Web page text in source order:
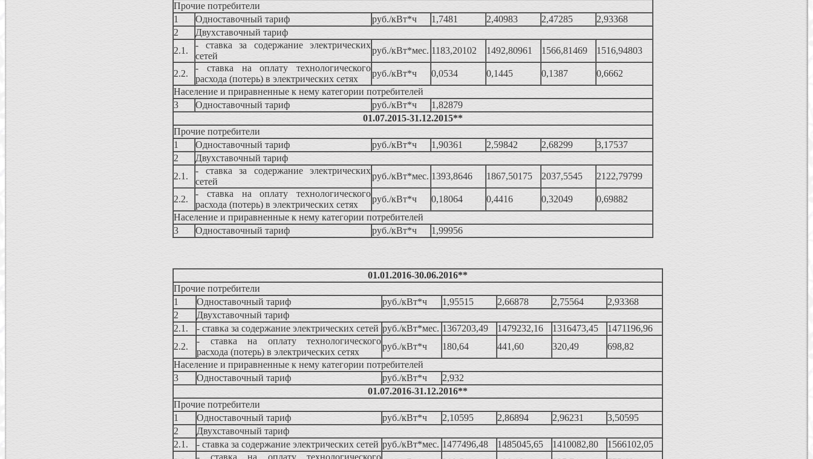
Прочие потребители
1
Одноставочный тариф руб./кВт*ч 1,7481 2,40983 2,47285
2,93368
2
Двухставочный тариф
2.1.
- ставка за содержание электрических
сетей
руб./кВт*мес. 1183,20102 1492,80961 1566,81469 1516,94803
2.2.
- ставка на оплату технологического
расхода (потерь) в электрических сетях
руб./кВт*ч 0,0534 0,1445 0,1387
0,6662
Население и приравненные к нему категории потребителей
3
Одноставочный тариф руб./кВт*ч
1,82879
01.07.2015-31.12.2015**
Прочие потребители
1
Одноставочный тариф руб./кВт*ч 1,90361 2,59842 2,68299
3,17537
2
Двухставочный тариф
2.1.
- ставка за содержание электрических
сетей
руб./кВт*мес. 1393,8646 1867,50175 2037,5545 2122,79799
2.2.
- ставка на оплату технологического
расхода (потерь) в электрических сетях
руб./кВт*ч 0,18064 0,4416 0,32049
0,69882
Население и приравненные к нему категории потребителей
3
Одноставочный тариф руб./кВт*ч 1,99956
01.01.2016-30.06.2016**
Прочие потребители
1
Одноставочный тариф руб./кВт*ч 1,95515 2,66878 2,75564
2,93368
2
Двухставочный тариф
2.1.
- ставка за содержание электрических сетей руб./кВт*мес. 1367203,49 1479232,16 1316473,45
1471196,96
2.2.
- ставка на оплату технологического
расхода (потерь) в электрических сетях
руб./кВт*ч 180,64 441,60 320,49
698,82
Население и приравненные к нему категории потребителей
3
Одноставочный тариф руб./кВт*ч
2,932
01.07.2016-31.12.2016**
Прочие потребители
1
Одноставочный тариф руб./кВт*ч 2,10595 2,86894 2,96231
3,50595
2
Двухставочный тариф
2.1.
- ставка за содержание электрических сетей руб./кВт*мес. 1477496,48 1485045,65 1410082,80
1566102,05
- ставка на оплату технологического